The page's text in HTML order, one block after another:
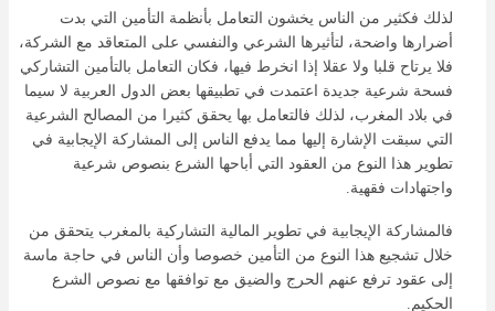
لذلك فكثير من الناس يخشون التعامل بأنظمة التأمين التي بدت
أضرارها واضحة، لتأثيرها الشرعي والنفسي على المتعاقد مع الشركة،
فلا يرتاح قلبا ولا عقلا إذا انخرط فيها، فكان التعامل بالتأمين التشاركي
فسحة شرعية جديدة اعتمدت في تطبيقها بعض الدول العربية لا سيما
في بلاد المغرب، لذلك فالتعامل بها يحقق كثيرا من المصالح الشرعية
التي سبقت الإشارة إليها مما يدفع الناس إلى المشاركة الإيجابية في
تطوير هذا النوع من العقود التي أباحها الشرع بنصوص شرعية
واجتهادات فقهية.
فالمشاركة الإيجابية في تطوير المالية التشاركية بالمغرب يتحقق من
خلال تشجيع هذا النوع من التأمين خصوصا وأن الناس في حاجة ماسة
إلى عقود ترفع عنهم الحرج والضيق مع توافقها مع نصوص الشرع
الحكيم.